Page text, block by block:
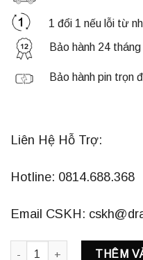
1 đổi 1 nếu lỗi từ
Bảo hành 24 tháng
Bảo hành pin trọn
Liên Hệ Hỗ Trợ:
Hotline: 0814.688.368
Email CSKH:
DRACO D23- EL04
THÊM